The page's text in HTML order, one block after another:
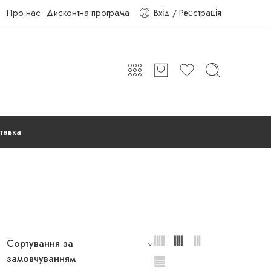
Про нас Дисконтна програма Вхід / Реєстрація
Сортування за
замовчуванням